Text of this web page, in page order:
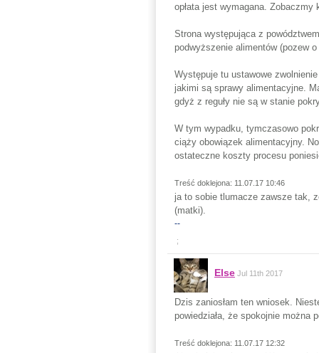
opłata jest wymagana.
Strona występująca z
podwyższenie alimentów (pozew
Występuje tu ustawowe
jakimi są sprawy alimentacyjne.
gdyż z reguły nie są w stanie
W tym wypadku, tymczasowo
ciąży obowiązek alimentacyjny.
ostateczne koszty procesu
Treść doklejona: 11.07.17 10:46
ja to sobie tlumacze zawsze tak,
(matki).
--
;
Else Jul 11th 2017
Dzis zaniosłam ten wniosek.
powiedziała, że spokojnie można
Treść doklejona: 11.07.17 12:32